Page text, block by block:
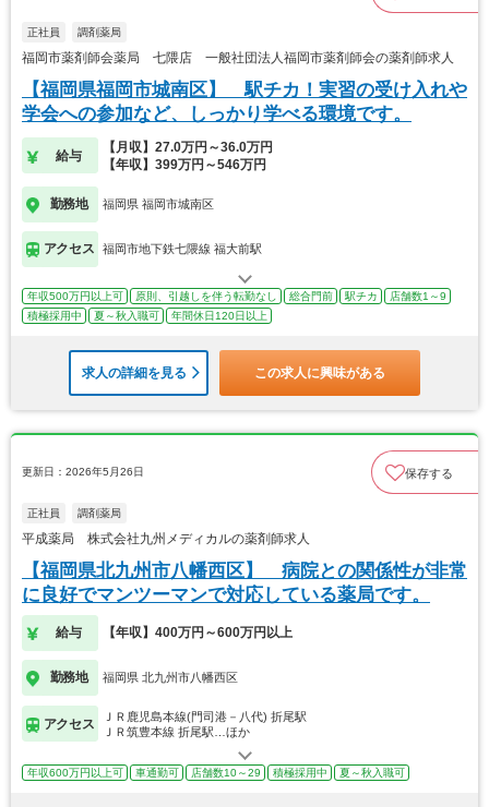
正社員 調剤薬局
福岡市薬剤師会薬局 七隈店 一般社団法人福岡市薬剤師会の薬剤師求人
【福岡県福岡市城南区】 駅チカ！実習の受け入れや
学会への参加など、しっかり学べる環境です。
給与
【月収】27.0万円～36.0万円
【年収】399万円～546万円
勤務地 福岡県 福岡市城南区
アクセス 福岡市地下鉄七隈線 福大前駅
年収500万円以上可 原則、引越しを伴う転勤なし 総合門前 駅チカ
店舗数1～9
積極採用中
夏～秋入職可 年間休日120日以上
求人の詳細を見る この求人に興味がある
更新日：2026年5月26日 保存する
正社員 調剤薬局
平成薬局 株式会社九州メディカルの薬剤師求人
【福岡県北九州市八幡西区】 病院との関係性が非常
に良好でマンツーマンで対応している薬局です。
給与 【年収】400万円～600万円以上
勤務地 福岡県 北九州市八幡西区
アクセス
ＪＲ鹿児島本線(門司港－八代) 折尾駅
ＪＲ筑豊本線 折尾駅…ほか
年収600万円以上可 車通勤可 店舗数10～29 積極採用中 夏～秋入職可